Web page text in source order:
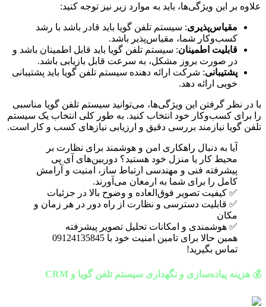
علاوه بر این ویژگی‌ها، باید به موارد زیر نیز توجه کنید:
مقیاس‌پذیری: سیستم تلفن گویا باید قادر باشد با رشد
کسب‌وکار شما، مقیاس‌پذیر باشد.
قابلیت اطمینان: سیستم تلفن گویا باید قابل اطمینان باشد و
در صورت بروز مشکل، به سرعت قابل بازیابی باشد.
پشتیبانی: شرکت ارائه دهنده سیستم تلفن گویا باید پشتیبانی
خوبی ارائه دهد.
با در نظر گرفتن این ویژگی‌ها، می‌توانید سیستم تلفن گویا مناسبی
را برای کسب‌وکار خود انتخاب کنید. به طور کلی انتخاب یک سیستم
تلفن گویا نیازمند بررسی دقیق و ارزیابی نیازهای کسب و کار است.
آیا به دنبال راهکاری امن و هوشمند برای نظارت بر
محیط کار یا منزل خود هستید؟ دوربین‌های آی پی
پیشرفته فنی و مهندسی ارتباط ساز، امنیت و آرامش
کامل را برای شما به ارمغان می‌آورند.
✅ کیفیت تصویر فوق‌العاده و وضوح بالا در جزئیات
✅ قابلیت دسترسی و نظارت از راه دور در هر زمان و
مکان
✅ هوشمندی و امکانات تحلیل تصویر پیشرفته
همین حالا برای تامین امنیت خود با 09124135845
تماس بگیرید!
💰 هزینه پیاده‌سازی و نگهداری سیستم تلفن گویا و CRM